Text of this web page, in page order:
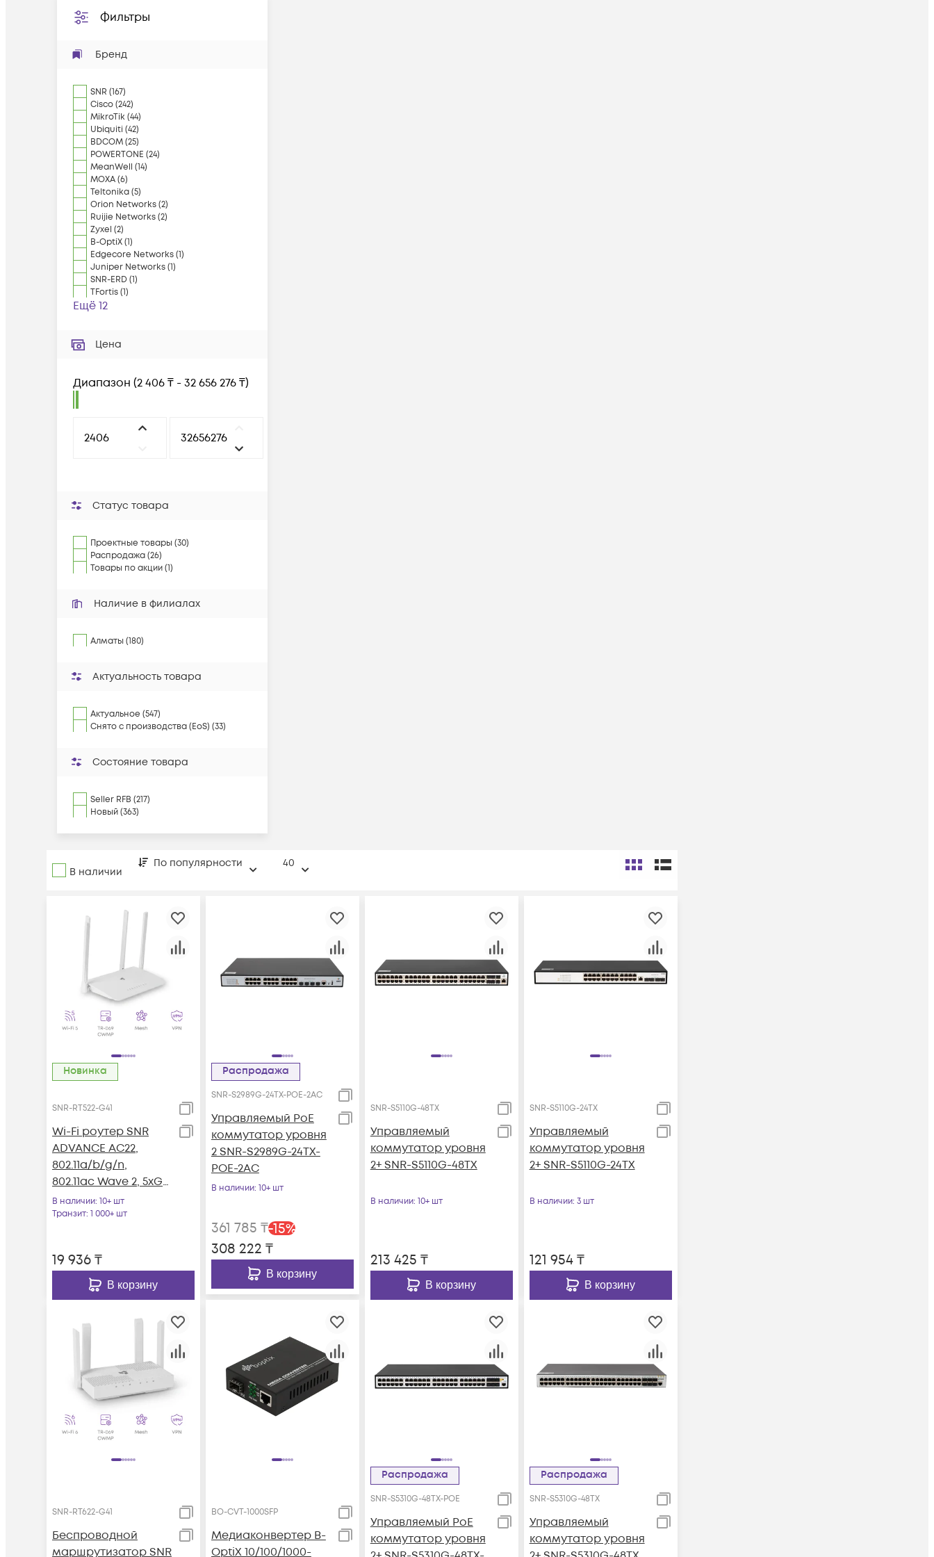
Фильтры
Бренд
SNR (167)
Cisco(242)
MikroTik(44)
Ubiquiti (42)
BDCOM(25)
POWERTONE (24)
MeanWell (14)
MOXA(6)
Teltonika(5)
Orion Networks(2)
Ruijie Networks(2)
Zyxel (2)
B-OptiX(1)
Edgecore Networks(1)
Juniper Networks(1)
SNR-ERD(1)
TFortis(1)
Ещё 12
Цена
Диапазон (2 406 ₸ - 32 656 276 ₸)
Статус товара
Проектные товары (30)
Распродажа (26)
Товары по акции (1)
Наличие в филиалах
Алматы (180)
Актуальность товара
Актуальное (547)
Снято с производства (EoS) (33)
Состояние товара
Seller RFB (217)
Новый (363)
В наличии
По популярности 40
Новинка
SNR-RT522-G41
Wi-Fi роутер SNR
ADVANCE AC22,
802.11a/b/g/n,
802.11ac Wave 2, 5xGE
RJ45
В наличии: 10+ шт
Транзит: 1 000+ шт
19 936₸
В корзину
Распродажа
SNR-S2989G-24TX-POE-2AC
Управляемый PoE
коммутатор уровня
2 SNR-S2989G-24TX-
POE-2AC
В наличии: 10+ шт
361 785 ₸-15%
308 222 ₸
В корзину
SNR-S5110G-48TX
Управляемый
коммутатор уровня
2+ SNR-S5110G-48TX
В наличии: 10+ шт
213 425 ₸
В корзину
SNR-S5110G-24TX
Управляемый
коммутатор уровня
2+ SNR-S5110G-24TX
В наличии: 3 шт
121 954₸
В корзину
SNR-RT622-G41
Беспроводной
маршрутизатор SNR
BO-CVT-1000SFP
Медиаконвертер B-
OptiX 10/100/1000-
Распродажа
SNR-S5310G-48TX-POE
Управляемый PoE
коммутатор уровня
Распродажа
SNR-S5310G-48TX
Управляемый
коммутатор уровня